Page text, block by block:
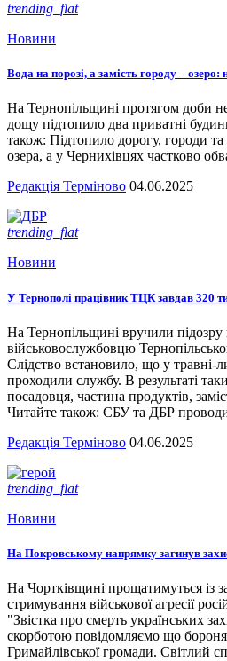
trending_flat
Новини
Вода на порозі, а замість городу –
На Тернопільщині протягом доби
дощу підтопило два приватні
також: Підтопило дорогу, городи
озера, а у Чернихівцях частково
Редакція Терміново 04.06.2025
trending_flat
Новини
У Тернополі працівник ТЦК завдав 320
На Тернопільщині вручили
військовослужбовцю
Слідство встановило, що у травні-
проходили службу. В результаті
посадовця, частина продуктів,
Читайте також: СБУ та ДБР
Редакція Терміново 04.06.2025
trending_flat
Новини
На Покровському напрямку загинув
На Чортківщині прощатимуться із
стримування військової агресії
"Звістка про смерть українських
скорботою повідомляємо що
Гримайлівської громади. Світлий